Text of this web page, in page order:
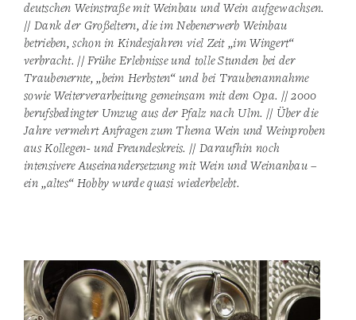
deutschen Weinstraße mit Weinbau und Wein aufgewachsen.
// Dank der Großeltern, die im Nebenerwerb Weinbau
betrieben, schon in Kindesjahren viel Zeit „im Wingert“
verbracht. // Frühe Erlebnisse und tolle Stunden bei der
Traubenernte, „beim Herbsten“ und bei Traubenannahme
sowie Weiterverarbeitung gemeinsam mit dem Opa. // 2000
berufsbedingter Umzug aus der Pfalz nach Ulm. // Über die
Jahre vermehrt Anfragen zum Thema Wein und Weinproben
aus Kollegen- und Freundeskreis. // Daraufhin noch
intensivere Auseinandersetzung mit Wein und Weinanbau –
ein „altes“ Hobby wurde quasi wiederbelebt.